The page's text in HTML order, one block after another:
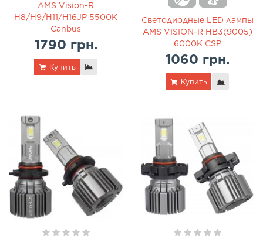
AMS Vision-R
H8/H9/H11/H16JP 5500K
Canbus
1790 грн.
Купить
Светодиодные LED лампы
AMS VISION-R HB3(9005)
6000K CSP
1060 грн.
Купить